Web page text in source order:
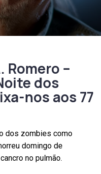
Romero –
dos
nos aos 77
dos zombies como
domingo de
no pulmão.